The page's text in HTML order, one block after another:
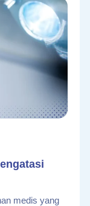
medis yang